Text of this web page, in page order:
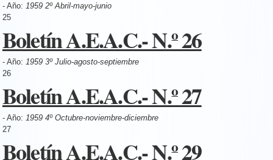
- Año: 1959 2º Abril-mayo-junio
25
Boletín A.E.A.C.- N.º 26
- Año: 1959 3º Julio-agosto-septiembre
26
Boletín A.E.A.C.- N.º 27
- Año: 1959 4º Octubre-noviembre-diciembre
27
Boletín A.E.A.C.- N.º 29